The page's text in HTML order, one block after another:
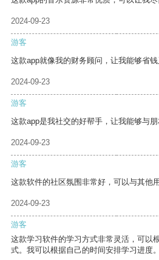
2024-09-23
游客
这款app就像我的财务顾问，让我能够省钱
2024-09-23
游客
这款app是我社交的好帮手，让我能够与
2024-09-23
游客
这款软件的社区氛围非常好，可以与其他
2024-09-23
游客
这款学习软件的学习方式非常灵活，可以
式。我可以根据自己的时间安排学习进度。